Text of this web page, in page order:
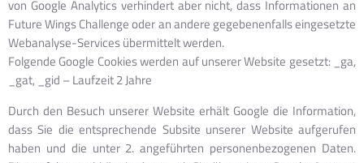
von Google Analytics verhindert aber nicht, dass Informationen an
Future Wings Challenge oder an andere gegebenenfalls eingesetzte
Webanalyse-Services übermittelt werden.
Folgende Google Cookies werden auf unserer Website gesetzt: _ga,
_gat, _gid – Laufzeit 2 Jahre
Durch den Besuch unserer Website erhält Google die Information,
dass Sie die entsprechende Subsite unserer Website aufgerufen
haben und die unter 2. angeführten personenbezogenen Daten.